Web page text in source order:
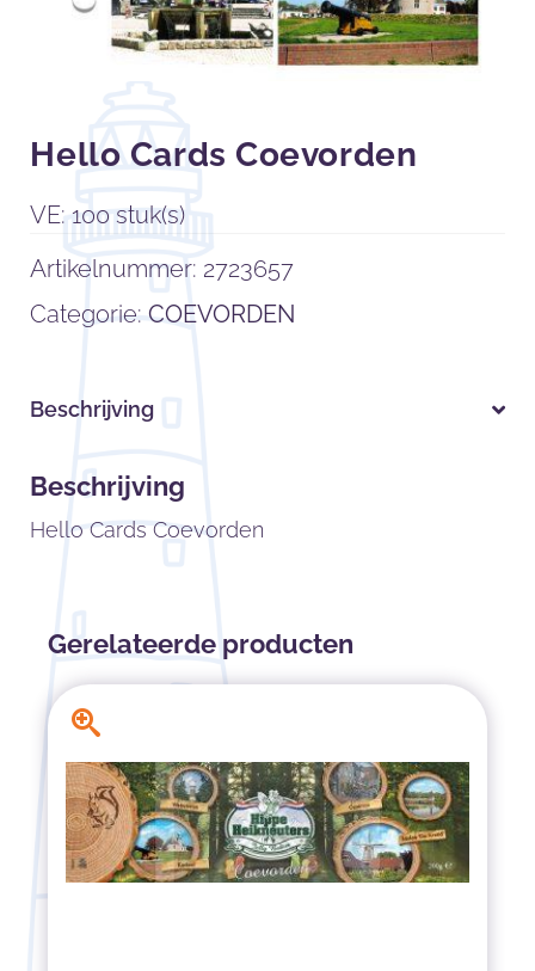
Hello Cards Coevorden
VE: 100 stuk(s)
Artikelnummer: 2723657
Categorie:COEVORDEN
Beschrijving
Beschrijving
Hello Cards Coevorden
Gerelateerde producten